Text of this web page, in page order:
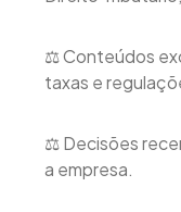
⚖️ Conteúdos
taxas e
⚖️ Decisões
a empresa.